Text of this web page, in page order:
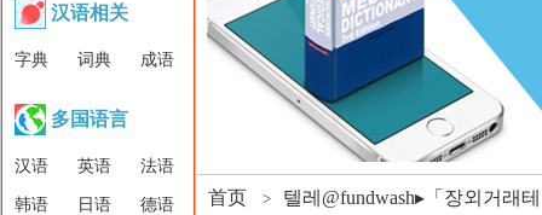
汉语相关
字典 词典 成语
多国语言
汉语 英语 法语
韩语 日语 德语 首页 > 텔레@fundwash▸「장외거래